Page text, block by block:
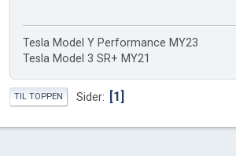
Tesla Model Y Performance MY23
Tesla Model 3 SR+ MY21
TIL TOPPEN Sider 1